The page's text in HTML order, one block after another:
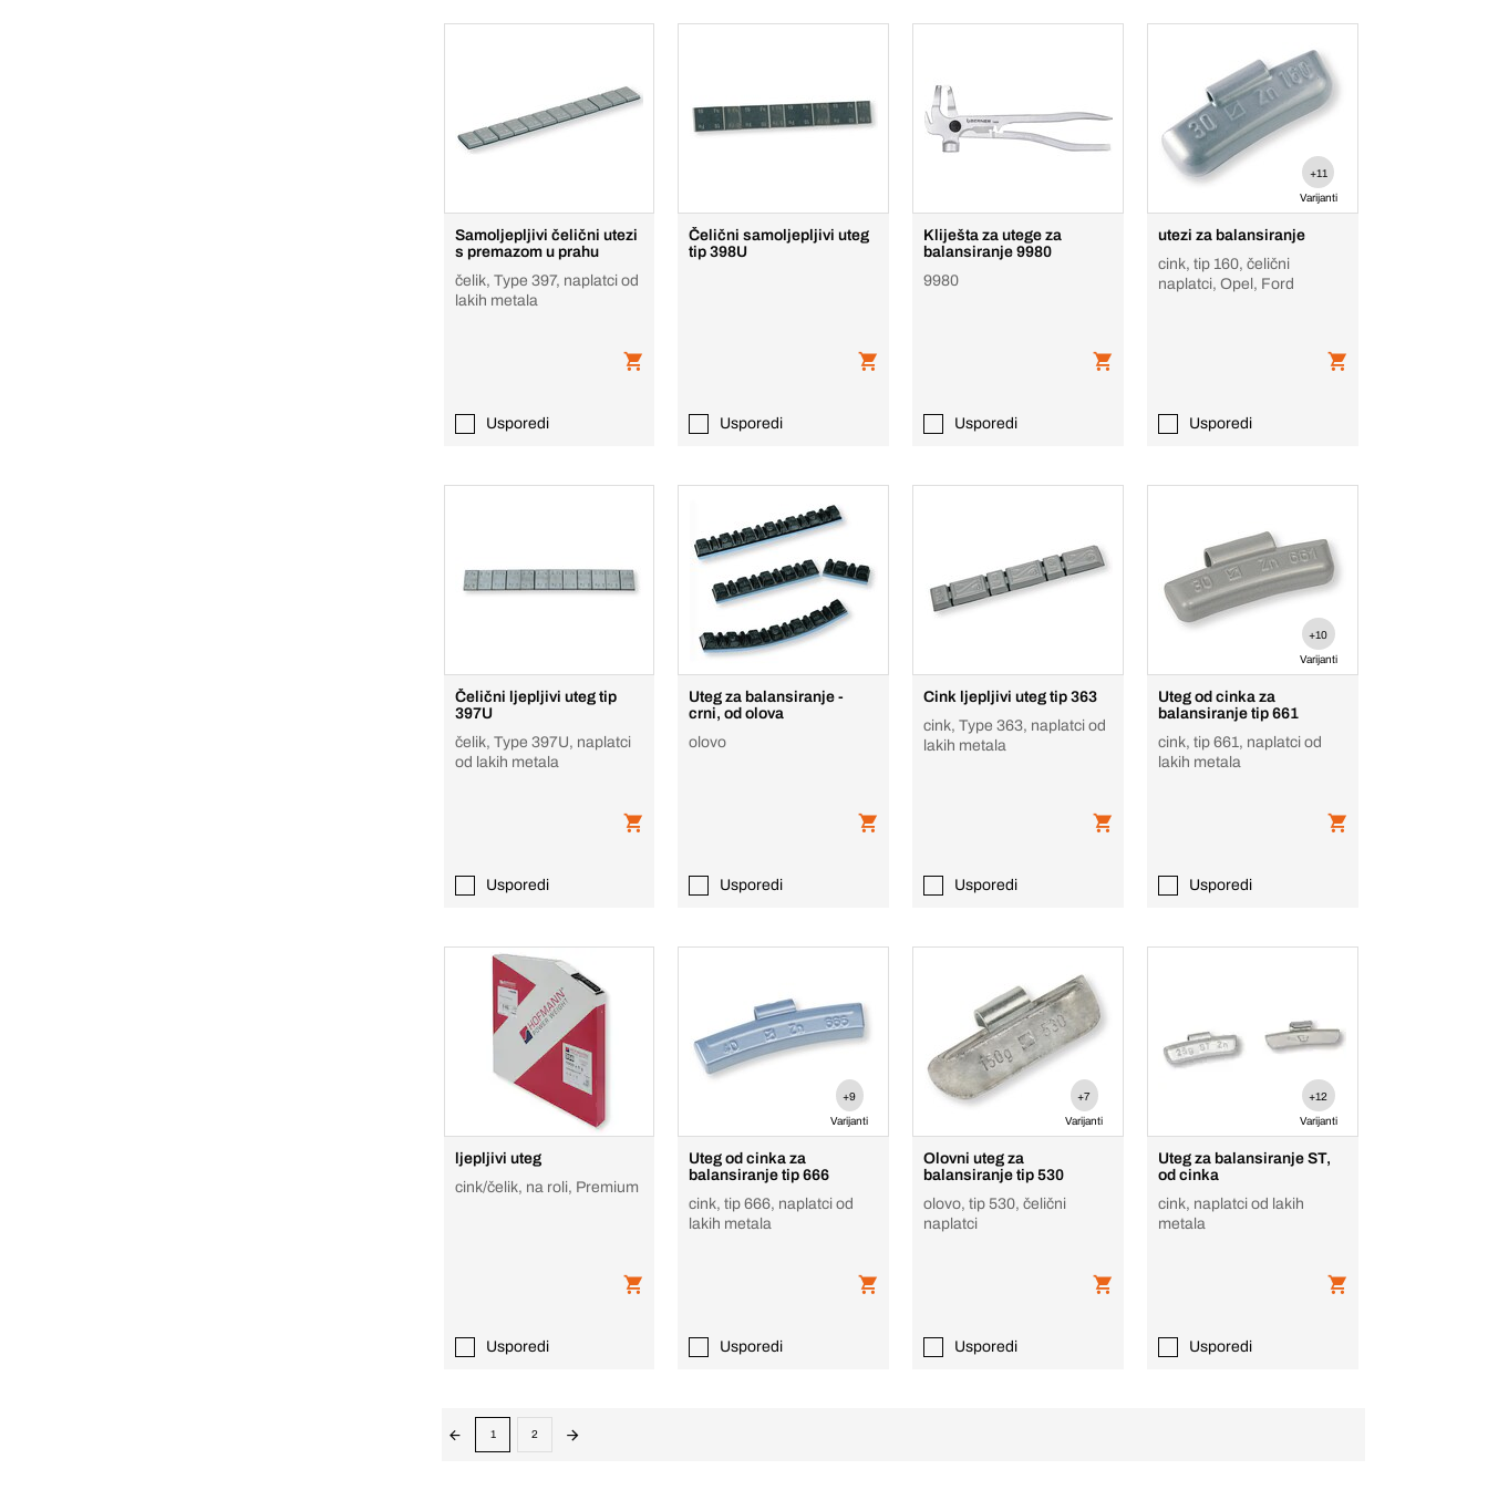
Samoljepljivi čelični utezi
s premazom u prahu
čelik, Type 397, naplatci od
lakih metala
Usporedi
Čelični samoljepljivi uteg
tip 398U
Usporedi
Kliješta za utege za
balansiranje 9980
9980
Usporedi
+11
Varijanti
utezi za balansiranje
cink, tip 160, čelični
naplatci, Opel, Ford
Usporedi
Čelični ljepljivi uteg tip
397U
čelik, Type 397U, naplatci
od lakih metala
Usporedi
Uteg za balansiranje -
crni, od olova
olovo
Usporedi
Cink ljepljivi uteg tip 363
cink, Type 363, naplatci od
lakih metala
Usporedi
+10
Varijanti
Uteg od cinka za
balansiranje tip 661
cink, tip 661, naplatci od
lakih metala
Usporedi
ljepljivi uteg
cink/čelik, na roli, Premium
Usporedi
+9
Varijanti
Uteg od cinka za
balansiranje tip 666
cink, tip 666, naplatci od
lakih metala
Usporedi
+7
Varijanti
Olovni uteg za
balansiranje tip 530
olovo, tip 530, čelični
naplatci
Usporedi
+12
Varijanti
Uteg za balansiranje ST,
od cinka
cink, naplatci od lakih
metala
Usporedi
1 2